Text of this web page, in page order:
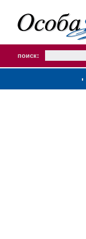
поиск: